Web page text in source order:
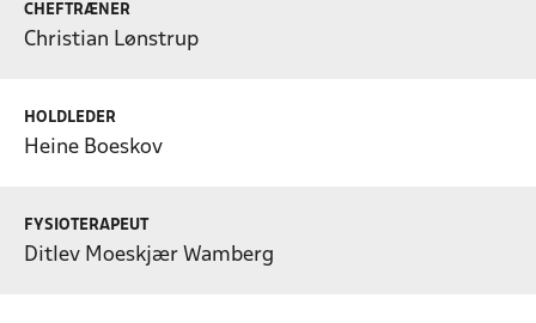
CHEFTRÆNER
Christian Lønstrup
HOLDLEDER
Heine Boeskov
FYSIOTERAPEUT
Ditlev Moeskjær Wamberg